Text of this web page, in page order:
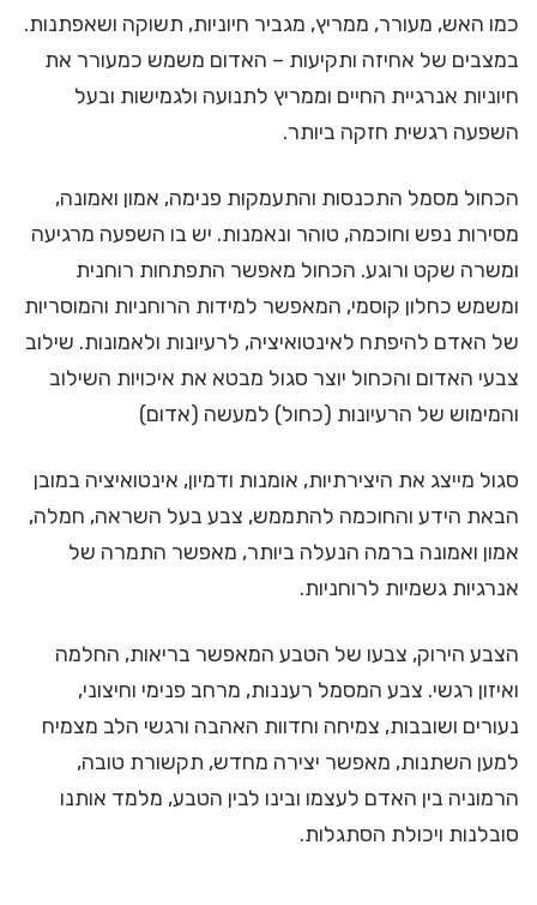
כמו האש, מעורר, ממריץ, מגביר חיוניות, תשוקה ושאפתנות.
במצבים של אחיזה ותקיעות – האדום משמש כמעורר את
חיוניות אנרגיית החיים וממריץ לתנועה ולגמישות ובעל
השפעה רגשית חזקה ביותר.
הכחול מסמל התכנסות והתעמקות פנימה, אמון ואמונה,
מסירות נפש וחוכמה, טוהר ונאמנות. יש בו השפעה מרגיעה
ומשרה שקט ורוגע. הכחול מאפשר התפתחות רוחנית
ומשמש כחלון קוסמי, המאפשר למידות הרוחניות והמוסריות
של האדם להיפתח לאינטואיציה, לרעיונות ולאמונות. שילוב
צבעי האדום והכחול יוצר סגול מבטא את איכויות השילוב
והמימוש של הרעיונות (כחול) למעשה (אדום)
סגול מייצג את היצירתיות, אומנות ודמיון, אינטואיציה במובן
הבאת הידע והחוכמה להתממש, צבע בעל השראה, חמלה,
אמון ואמונה ברמה הנעלה ביותר, מאפשר התמרה של
אנרגיות גשמיות לרוחניות.
הצבע הירוק, צבעו של הטבע המאפשר בריאות, החלמה
ואיזון רגשי. צבע המסמל רעננות, מרחב פנימי וחיצוני,
נעורים ושובבות, צמיחה וחדוות האהבה ורגשי הלב מצמיח
למען השתנות, מאפשר יצירה מחדש, תקשורת טובה,
הרמוניה בין האדם לעצמו ובינו לבין הטבע, מלמד אותנו
סובלנות ויכולת הסתגלות.